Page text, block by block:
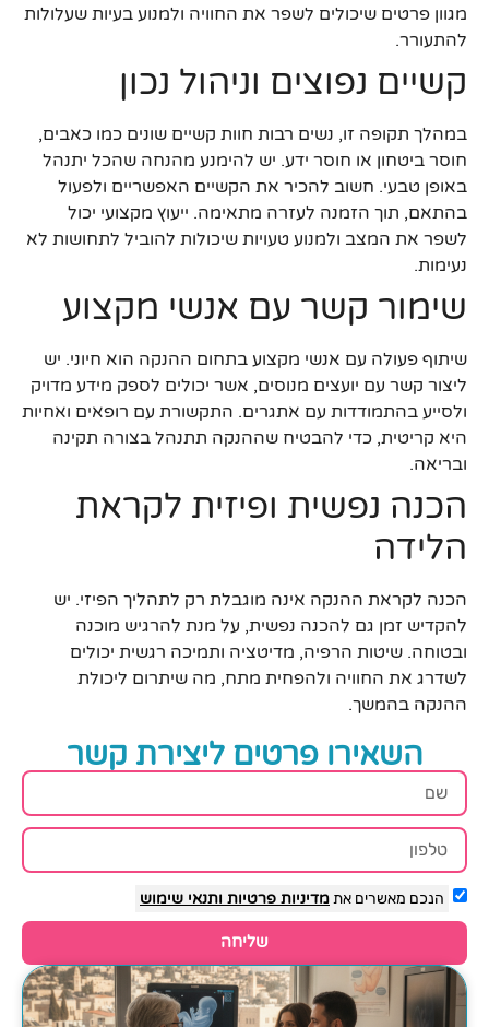
מגוון פרטים שיכולים לשפר את החוויה ולמנוע בעיות שעלולות
להתעורר.
קשיים נפוצים וניהול נכון
במהלך תקופה זו, נשים רבות חוות קשיים שונים כמו כאבים,
חוסר ביטחון או חוסר ידע. יש להימנע מהנחה שהכל יתנהל
באופן טבעי. חשוב להכיר את הקשיים האפשריים ולפעול
בהתאם, תוך הזמנה לעזרה מתאימה. ייעוץ מקצועי יכול
לשפר את המצב ולמנוע טעויות שיכולות להוביל לתחושות לא
נעימות.
שימור קשר עם אנשי מקצוע
שיתוף פעולה עם אנשי מקצוע בתחום ההנקה הוא חיוני. יש
ליצור קשר עם יועצים מנוסים, אשר יכולים לספק מידע מדויק
ולסייע בהתמודדות עם אתגרים. התקשורת עם רופאים ואחיות
היא קריטית, כדי להבטיח שההנקה תתנהל בצורה תקינה
ובריאה.
הכנה נפשית ופיזית לקראת
הלידה
הכנה לקראת ההנקה אינה מוגבלת רק לתהליך הפיזי. יש
להקדיש זמן גם להכנה נפשית, על מנת להרגיש מוכנה
ובטוחה. שיטות הרפיה, מדיטציה ותמיכה רגשית יכולים
לשדרג את החוויה ולהפחית מתח, מה שיתרום ליכולת
ההנקה בהמשך.
השאירו פרטים ליצירת קשר
הנכם מאשרים אתמדיניות פרטיות ותנאי שימוש
שליחה